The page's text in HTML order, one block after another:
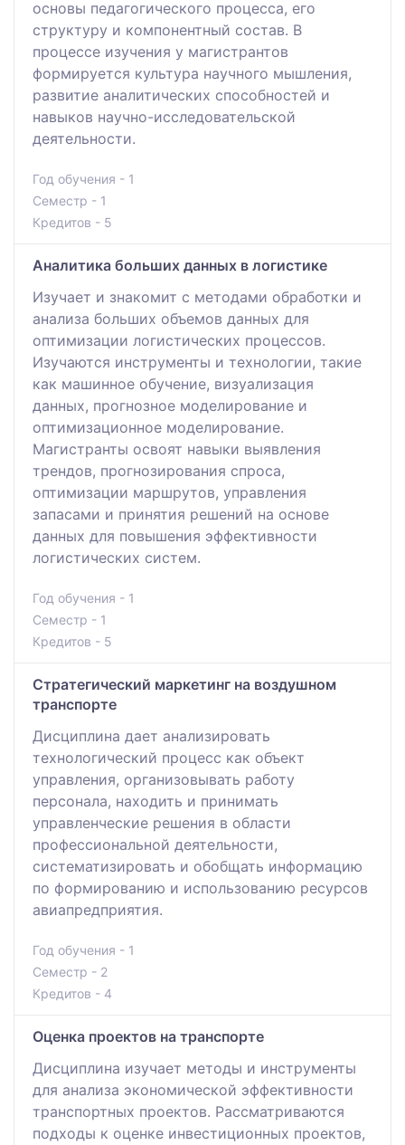
основы педагогического процесса, его
структуру и компонентный состав. В
процессе изучения у магистрантов
формируется культура научного мышления,
развитие аналитических способностей и
навыков научно-исследовательской
деятельности.
Год обучения - 1
Семестр - 1
Кредитов - 5
Аналитика больших данных в логистике
Изучает и знакомит с методами обработки и
анализа больших объемов данных для
оптимизации логистических процессов.
Изучаются инструменты и технологии, такие
как машинное обучение, визуализация
данных, прогнозное моделирование и
оптимизационное моделирование.
Магистранты освоят навыки выявления
трендов, прогнозирования спроса,
оптимизации маршрутов, управления
запасами и принятия решений на основе
данных для повышения эффективности
логистических систем.
Год обучения - 1
Семестр - 1
Кредитов - 5
Стратегический маркетинг на воздушном
транспорте
Дисциплина дает анализировать
технологический процесс как объект
управления, организовывать работу
персонала, находить и принимать
управленческие решения в области
профессиональной деятельности,
систематизировать и обобщать информацию
по формированию и использованию ресурсов
авиапредприятия.
Год обучения - 1
Семестр - 2
Кредитов - 4
Оценка проектов на транспорте
Дисциплина изучает методы и инструменты
для анализа экономической эффективности
транспортных проектов. Рассматриваются
подходы к оценке инвестиционных проектов,